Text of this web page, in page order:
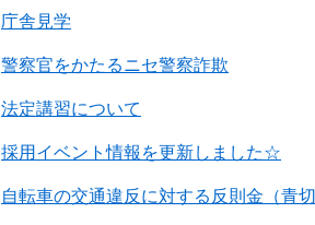
庁舎見学
警察官をかたるニセ警察詐欺
法定講習について
採用イベント情報を更新しました☆
自転車の交通違反に対する反則金（青